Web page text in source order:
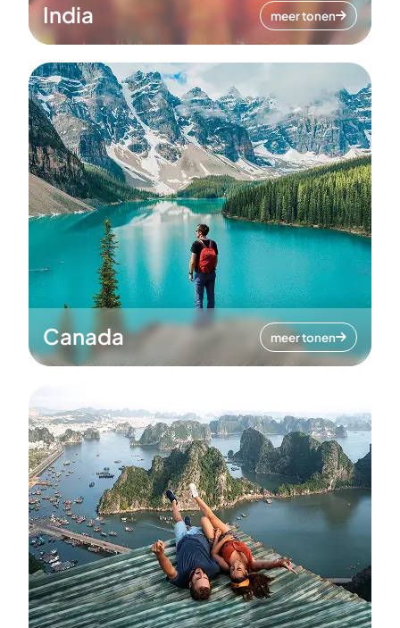
India meer tonen
Canada meer tonen